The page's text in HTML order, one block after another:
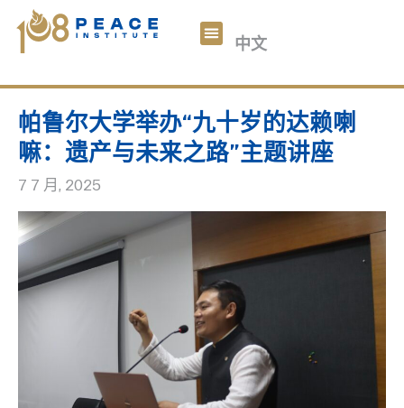
中文
English
帕鲁尔大学举办“九十岁的达赖喇
嘛：遗产与未来之路”主题讲座
7 7 月, 2025